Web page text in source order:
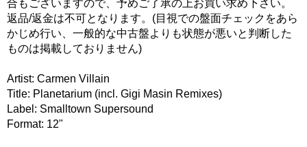
合もございますので、予めご了承の上お買い求め下さい。
返品/返金は不可となります。(目視での盤面チェックをあら
かじめ行い、一般的な中古盤よりも状態が悪いと判断した
ものは掲載しておりません)
Artist: Carmen Villain
Title: Planetarium (incl. Gigi Masin Remixes)
Label: Smalltown Supersound
Format: 12"